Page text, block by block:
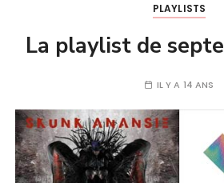
PLAYLISTS
La playlist de
IL Y A 14 ANS